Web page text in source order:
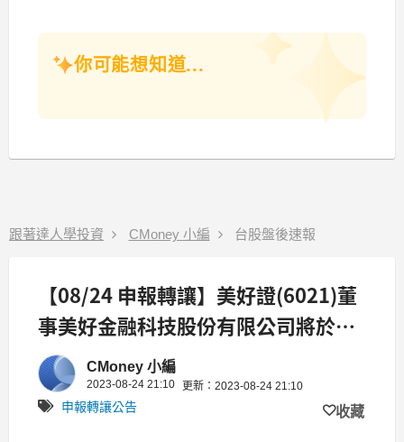
你可能想知道...
跟著達人學投資 CMoney 小編 台股盤後速報
【08/24 申報轉讓】美好證(6021)董
事美好金融科技股份有限公司將於
08/27申報轉讓美好證股票2,620張
CMoney 小編
2023-08-24 21:10 更新：2023-08-24 21:10
申報轉讓公告 收藏